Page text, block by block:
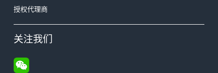
授权代理商
关注我们